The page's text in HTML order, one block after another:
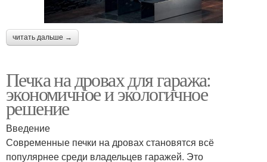
читать дальше →
Печка на дровах для гаража:
экономичное и экологичное
решение
Введение
Современные печки на дровах становятся всё
популярнее среди владельцев гаражей. Это